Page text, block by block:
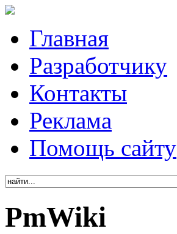
Главная
Разработчику
Контакты
Реклама
Помощь сайту
PmWiki